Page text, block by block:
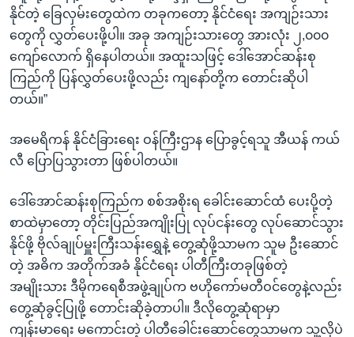
နိုင်တဲ့ ခြေလှမ်းတွေထဲက တခုကတော့ နိုင်ငံရေး အကျဉ်းသား
တွေကို လွှတ်ပေးဖို့ပါ။ အခု အကျဉ်းသားတွေ အားလုံး ၂,၀၀၀
ကျော်လောက် ရှိနေပါတယ်။ အထူးသဖြင့် ဒေါ်အောင်ဆန်းစု
ကြည်ကို ပြန်လွှတ်ပေးဖို့လည်း ကျနော်တို့က တောင်းဆိုပါ
တယ်။”
အမေရိကန် နိုင်ငံခြားရေး ဝန်ကြီးဌာန ပြောခွင့်ရသူ အီယန် ကယ်
လီ ပြောပြသွားတာ ဖြစ်ပါတယ်။
ဒေါ်အောင်ဆန်းစုကြည်က စစ်အစိုးရ ခေါင်းဆောင်ထံ ပေးပို့တဲ့
စာထဲမှာတော့ တိုင်းပြည်အကျိုးပြု လုပ်ငန်းတွေ လုပ်ဆောင်သွား
နိုင်ဖို့ ဗိုလ်ချုပ်မှူးကြီးသန်းရွှေနဲ့ တွေ့ဆုံဖို့သာမက သူမ ဦးဆောင်
တဲ့ အဓိက အတိုက်အခံ နိုင်ငံရေး ပါတီကြီးတခုဖြစ်တဲ့
အမျိုးသား ဒီမိုကရေစီအဖွဲ့ချုပ်က ဗဟိုကော်မတီဝင်တွေနဲ့လည်း
တွေ့ဆုံခွင့်ပြုဖို့ တောင်းဆိုခဲ့တာပါ။ ဒီလိုတွေ့ဆုံရာမှာ
ကျန်းမာရေး မကောင်းတဲ့ ပါတီခေါင်းဆောင်တွေသာမက သူ့လိုပဲ